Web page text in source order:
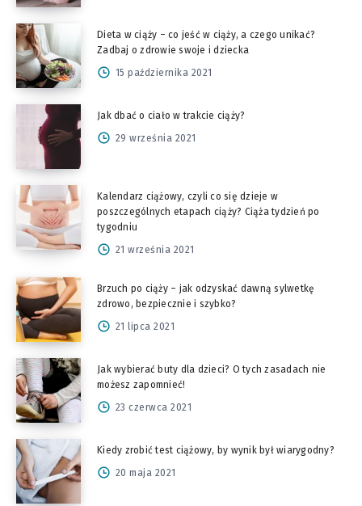
Dieta w ciąży – co jeść w ciąży, a czego unikać?
Zadbaj o zdrowie swoje i dziecka
15 października 2021
Jak dbać o ciało w trakcie ciąży?
29 września 2021
Kalendarz ciążowy, czyli co się dzieje w
poszczególnych etapach ciąży? Ciąża tydzień po
tygodniu
21 września 2021
Brzuch po ciąży – jak odzyskać dawną sylwetkę
zdrowo, bezpiecznie i szybko?
21 lipca 2021
Jak wybierać buty dla dzieci? O tych zasadach nie
możesz zapomnieć!
23 czerwca 2021
Kiedy zrobić test ciążowy, by wynik był wiarygodny?
20 maja 2021